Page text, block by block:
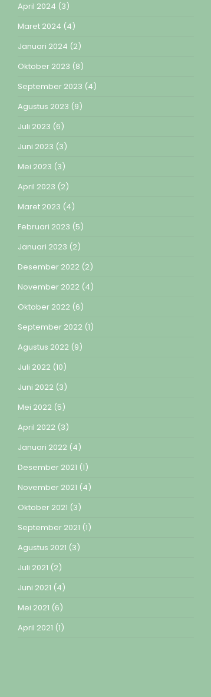
April 2024 (3)
Maret 2024 (4)
Januari 2024 (2)
Oktober 2023 (8)
September 2023 (4)
Agustus 2023 (9)
Juli 2023 (6)
Juni 2023 (3)
Mei 2023 (3)
April 2023 (2)
Maret 2023 (4)
Februari 2023 (5)
Januari 2023 (2)
Desember 2022 (2)
November 2022 (4)
Oktober 2022 (6)
September 2022 (1)
Agustus 2022 (9)
Juli 2022 (10)
Juni 2022 (3)
Mei 2022 (5)
April 2022 (3)
Januari 2022 (4)
Desember 2021 (1)
November 2021 (4)
Oktober 2021 (3)
September 2021 (1)
Agustus 2021 (3)
Juli 2021 (2)
Juni 2021 (4)
Mei 2021 (6)
April 2021 (1)